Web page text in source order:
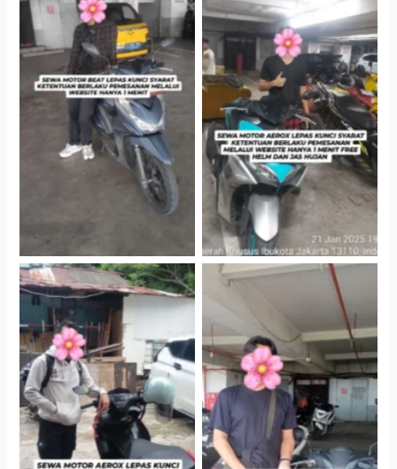
Cityplaza Jatinegara
Gedung Parkir P6A
Cityplaza Jatinegara
Gedung Parkir P6A
Cabang Jakarta Barat
Cityplaza Jatinegara
Gedung Parkir P6A